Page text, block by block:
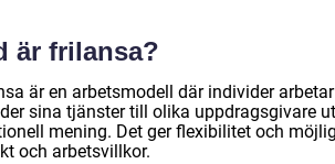
är frilansa?
är en arbetsmodell där individer
sina tjänster till olika uppdragsgivare
mening. Det ger flexibilitet och
och arbetsvillkor.